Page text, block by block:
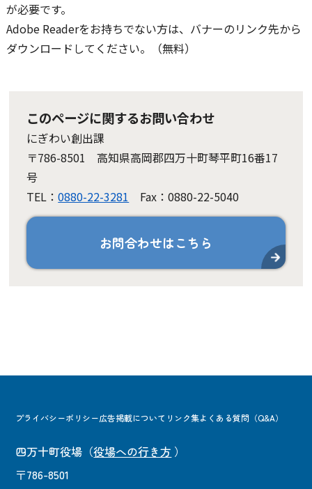
が必要です。
Adobe Readerをお持ちでない方は、バナーのリンク先から
ダウンロードしてください。（無料）
このページに関するお問い合わせ
にぎわい創出課
〒786-8501 高知県高岡郡四万十町琴平町16番17
号
TEL：0880-22-3281 Fax：0880-22-5040
お問合わせはこちら
プライバシーポリシー広告掲載について リンク集よくある質問（Q&A）
四万十町役場 （役場への行き方 ）
〒786-8501